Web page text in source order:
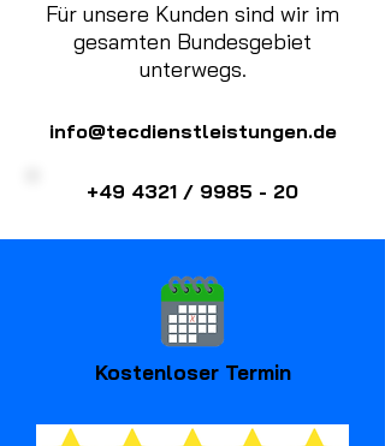
Für unsere Kunden sind wir im
gesamten Bundesgebiet
unterwegs.
info@tecdienstleistungen.de
+49 4321 / 9985 - 20
Kostenloser Termin